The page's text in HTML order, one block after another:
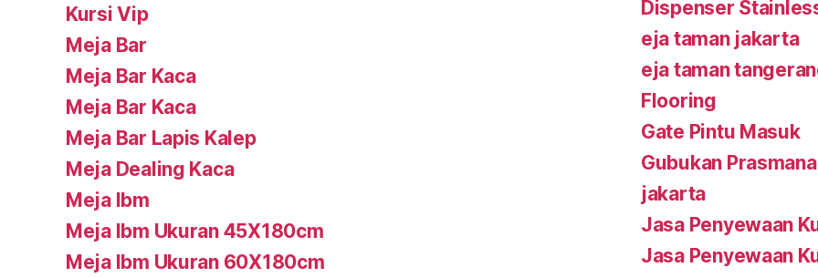
Kursi Vip
Meja Bar
Meja Bar Kaca
Meja Bar Kaca
Meja Bar Lapis Kalep
Meja Dealing Kaca
Meja Ibm
Meja Ibm Ukuran 45X180cm
Meja Ibm Ukuran 60X180cm
Dispenser
eja taman jakarta
eja taman
Flooring
Gate Pintu Masuk
Gubukan
jakarta
Jasa Penyewaan
Jasa Penyewaan